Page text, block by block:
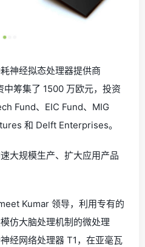
神经拟态处理器提供商
中筹集了 1500 万欧元，投资
Fund、EIC Fund、MIG
和 Delft Enterprises。
大规模生产、扩大应用产品
Kumar 领导，利用专有的
仿大脑处理机制的微处理
经网络处理器 T1，在亚毫瓦